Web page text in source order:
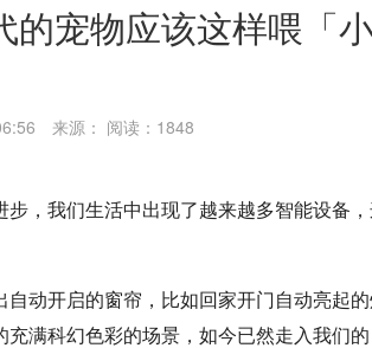
的宠物应该这样喂「
来源： 阅读：1848
步，我们生活中出现了越来越多智能设备
自动开启的窗帘，比如回家开门自动亮起
充满科幻色彩的场景，如今已然走入我们